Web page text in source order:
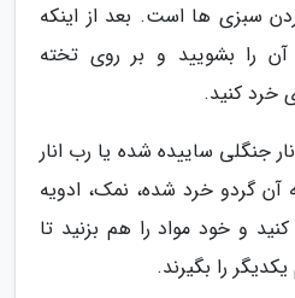
سبزی ها است. بعد از اینکه
را بشویید و بر روی تخته
خرد کنید.
جنگلی ساییده شده یا رب انار
آن گردو خرد شده، نمک، ادویه
و خود مواد را هم بزنید تا
را بگیرند.